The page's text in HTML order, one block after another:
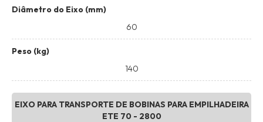
Diâmetro do Eixo (mm)
60
Peso (kg)
140
EIXO PARA TRANSPORTE DE BOBINAS PARA EMPILHADEIRA
ETE 70 - 2800